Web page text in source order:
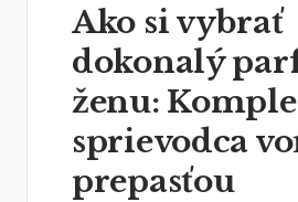
Ako si vybrať
dokonalý
ženu:
sprievodca
prepasťou